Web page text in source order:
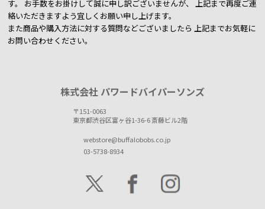
す。 お手数をお掛けして誠に申し訳ございませんが、 上記まで再度ご連
絡いただきますよう宜しくお願い申し上げます。
また商品や購入方法に対する質問などございましたら 上記までお気軽に
お問い合わせください。
株式会社 パワードバイパーソンズ
〒151-0063
東京都渋谷区富ヶ谷1-36-6 斎藤ビル2階
webstore@buffalobobs.co.jp
03-5738-8934